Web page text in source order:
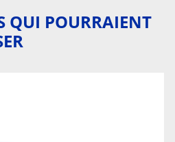
QUI POURRAIENT